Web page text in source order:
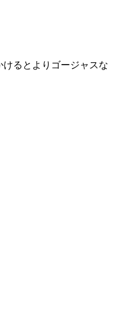
るとよりゴージャスな